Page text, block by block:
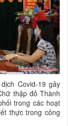
Covid-19 gây
thập đỏ Thành
trong các hoạt
thực trong công